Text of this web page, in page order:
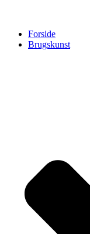
Forside
Brugskunst